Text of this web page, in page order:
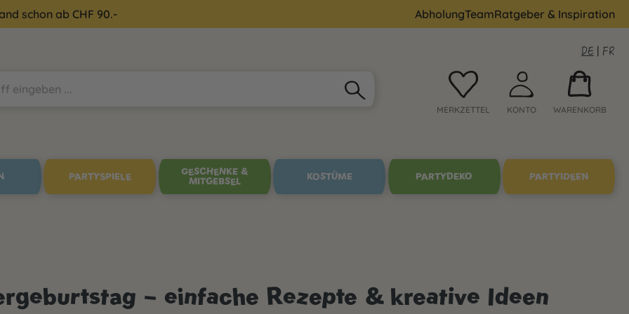
schon ab CHF 90.- AbholungTeamRatgeber & Inspiration
DE | FR
MERKZETTEL KONTO WARENKORB
PARTYSPIELE
GESCHENKE &
MITGEBSEL
KOSTÜME PARTYDEKO PARTYIDEEN
– einfache Rezepte & kreative Ideen